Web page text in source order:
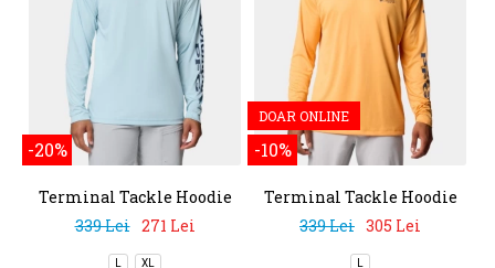
-20%
Terminal Tackle Hoodie
339 Lei 271 Lei
L XL
DOAR ONLINE
-10%
Terminal Tackle Hoodie
339 Lei 305 Lei
L